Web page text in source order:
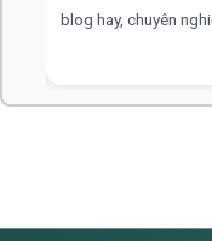
blog hay, chuyên